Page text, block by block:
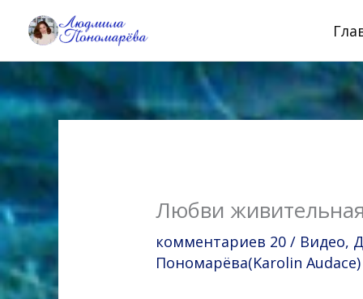
Любви
комментариев 20 / Видео,
Пономарёва(Karolin Audace)